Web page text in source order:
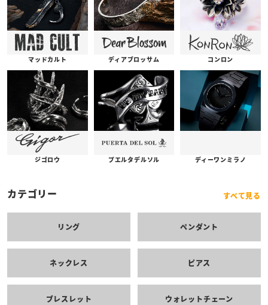
マッドカルト ディアブロッサム コンロン
ジゴロウ プエルタデルソル ディーワンミラノ
カテゴリー すべて見る
リング ペンダント
ネックレス ピアス
ブレスレット ウォレットチェーン